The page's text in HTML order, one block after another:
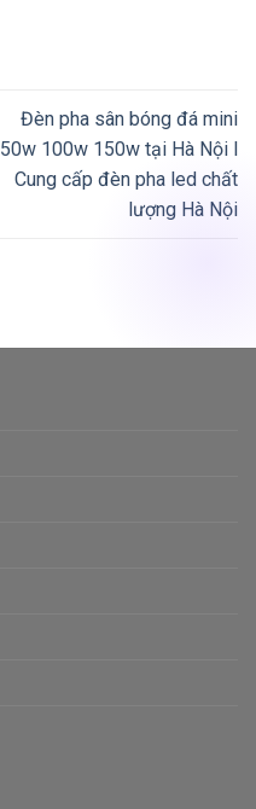
Đèn pha sân bóng đá mini
50w 100w 150w tại Hà Nội l
Cung cấp đèn pha led chất
lượng Hà Nội